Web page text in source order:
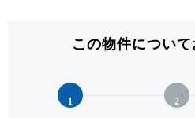
83.58㎡
階建 / 所在階 地上5階 地
この物件につい
1 2